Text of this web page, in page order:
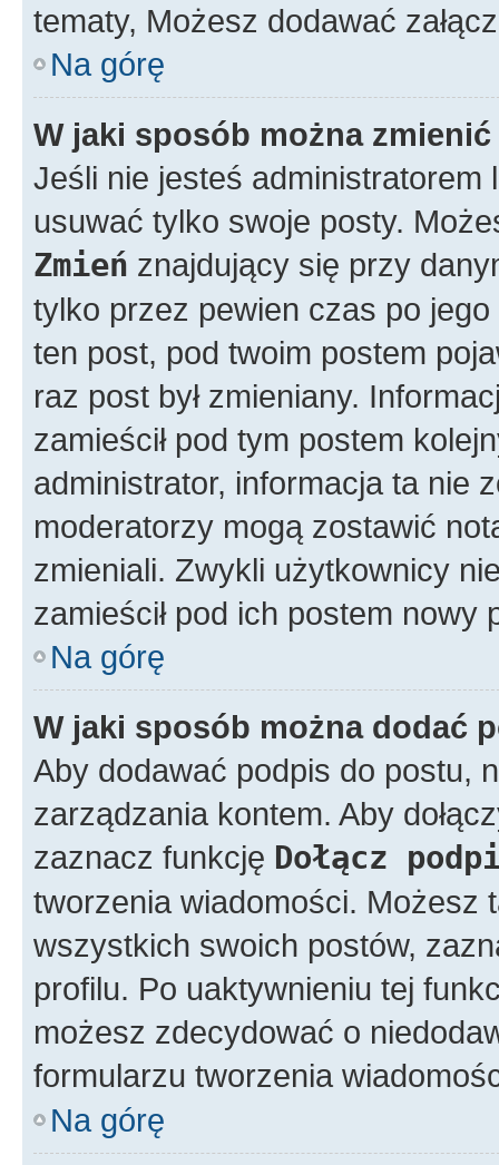
tematy, Możesz dodawać
Na górę
W jaki sposób można
Jeśli nie jesteś
usuwać tylko swoje posty.
Zmień znajdujący się przy
tylko przez pewien czas po
ten post, pod twoim postem
raz post był zmieniany.
zamieścił pod tym postem
administrator, informacja ta nie
moderatorzy mogą zostawić
zmieniali. Zwykli użytkownicy
zamieścił pod ich postem nowy
Na górę
W jaki sposób można dodać
Aby dodawać podpis do postu,
zarządzania kontem. Aby
zaznacz funkcję Dołącz
tworzenia wiadomości. Możesz
wszystkich swoich postów,
profilu. Po uaktywnieniu tej
możesz zdecydować o
formularzu tworzenia
Na górę